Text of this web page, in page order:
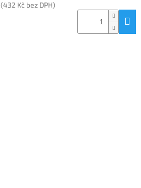
(432 Kč bez DPH)